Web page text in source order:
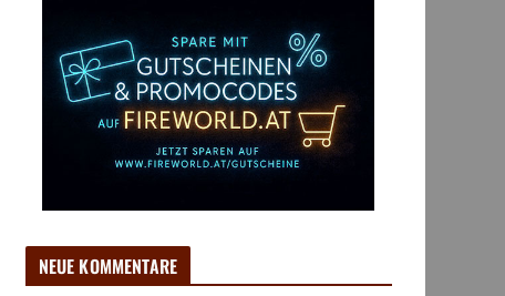
NEUE KOMMENTARE